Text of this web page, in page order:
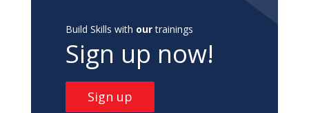
Build Skills with ourtrainings
Sign up now!
Sign up